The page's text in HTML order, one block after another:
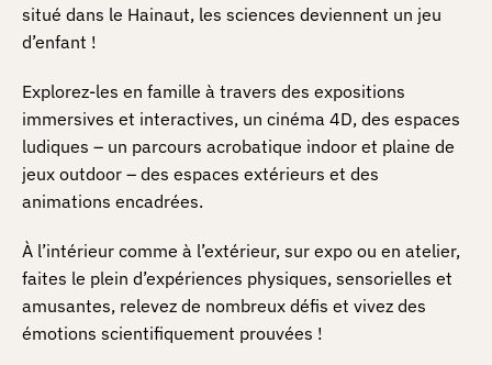
situé dans le Hainaut, les sciences deviennent un jeu
d’enfant !
Explorez-les en famille à travers des expositions
immersives et interactives, un cinéma 4D, des espaces
ludiques – un parcours acrobatique indoor et plaine de
jeux outdoor – des espaces extérieurs et des
animations encadrées.
À l’intérieur comme à l’extérieur, sur expo ou en atelier,
faites le plein d’expériences physiques, sensorielles et
amusantes, relevez de nombreux défis et vivez des
émotions scientifiquement prouvées !